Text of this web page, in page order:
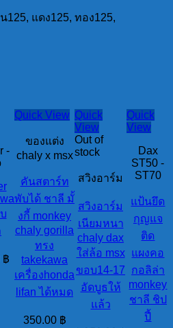
125, แดง125, ทอง125,
-
฿
Quick View
ของแต่ง
chaly x msx
คันสตาร์ท
พับได้ ชาลี มั้
งกี้ monkey
chaly gorilla
ทรง
takekawa
เครื่องhonda
lifan ได้หมด
350.00 ฿
Quick
View
Out of
stock
สวิงอาร์ม
สวิงอาร์ม
เนียมหนา
chaly dax
ใส่ล้อ msx
ขอบ14-17
อัดบูธให้
แล้ว
Quick
View
Dax
ST50 -
ST70
แป้นยึด
กุญแจ
ติด
แผงคอ
กอลิล่า
monkey
ชาลี ชิป
ปี้